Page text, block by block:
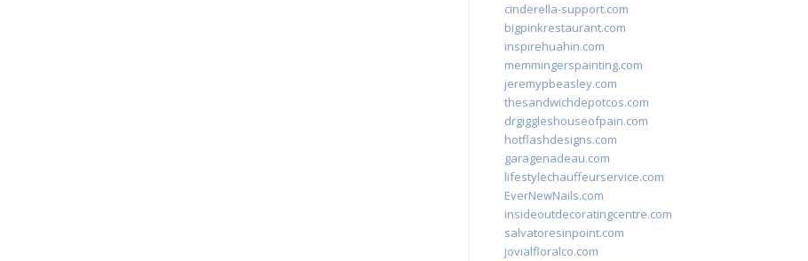
cinderella-support.com
bigpinkrestaurant.com
inspirehuahin.com
memmingerspainting.com
jeremypbeasley.com
thesandwichdepotcos.com
drgiggleshouseofpain.com
hotflashdesigns.com
garagenadeau.com
lifestylechauffeurservice.com
EverNewNails.com
insideoutdecoratingcentre.com
salvatoresinpoint.com
jovialfloralco.com